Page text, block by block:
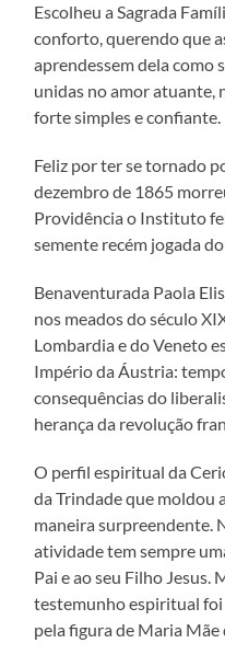
Escolheu a Sagrada
conforto, querendo que
aprendessem dela como
unidas no amor atuante,
forte simples e confiante.
Feliz por ter se tornado
dezembro de 1865
Providência o Instituto
semente recém jogada
Benaventurada Paola
nos meados do século
Lombardia e do Veneto
Império da Áustria:
consequências do
herança da revolução
O perfil espiritual da
da Trindade que moldou
maneira surpreendente.
atividade tem sempre
Pai e ao seu Filho Jesus.
testemunho espiritual foi
pela figura de Maria Mãe